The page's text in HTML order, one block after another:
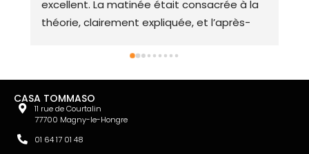
excellent. La matinée était consacrée à la
théorie, clairement expliquée, et l’après-
adaptés à chaque participant. L’ambiance
et je repars avec de vraies bases solides
pour améliorer mon SEO & GEO dès
maintenant.
Un grand merci à Jean-Philippe, Elisabeth,
CASA TOMMASO
11 rue de Courtalin
77700 Magny-le-Hongre
01 64 17 01 48